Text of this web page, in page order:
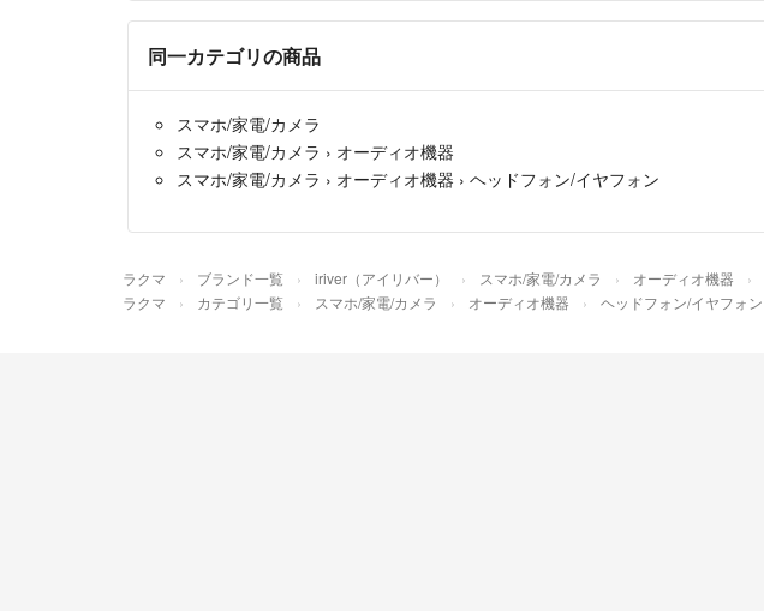
同一カテゴリの商品
スマホ/家電/カメラ
スマホ/家電/カメラ › オーディオ機器
スマホ/家電/カメラ › オーディオ機器 › ヘッドフォン/イヤフォン
ラクマ ブランド一覧 iriver（アイリバー） スマホ/家電/カメラ オーディオ機器
ラクマ カテゴリ一覧 スマホ/家電/カメラ オーディオ機器 ヘッドフォン/イヤフォン